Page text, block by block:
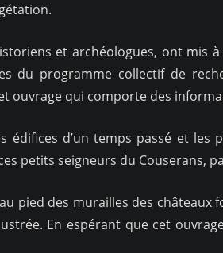
et archéologues, ont mis
du programme collectif de
ouvrage qui comporte des
d’un temps passé et les
petits seigneurs du Couserans,
pied des murailles des châteaux
En espérant que cet